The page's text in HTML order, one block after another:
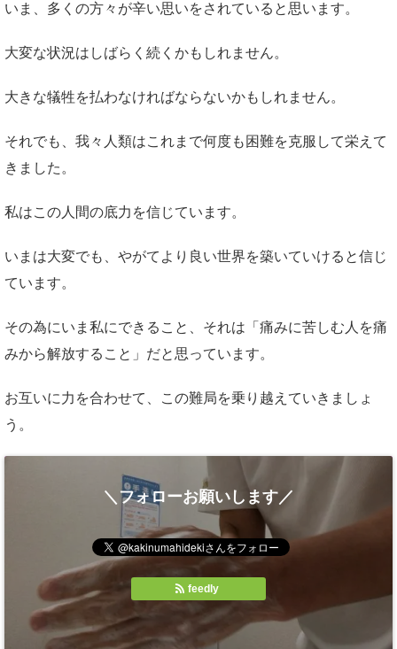
いま、多くの方々が辛い思いをされていると思います。
大変な状況はしばらく続くかもしれません。
大きな犠牲を払わなければならないかもしれません。
それでも、我々人類はこれまで何度も困難を克服して栄えて
きました。
私はこの人間の底力を信じています。
いまは大変でも、やがてより良い世界を築いていけると信じ
ています。
その為にいま私にできること、それは「痛みに苦しむ人を痛
みから解放すること」だと思っています。
お互いに力を合わせて、この難局を乗り越えていきましょ
う。
＼フォローお願いします／
feedly